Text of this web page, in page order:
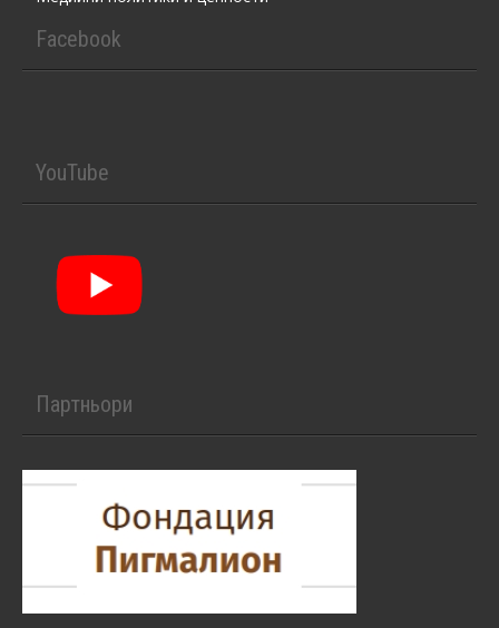
Facebook
YouTube
Партньори